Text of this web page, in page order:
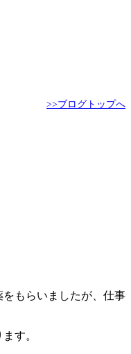
>>ブログトップへ
もらいましたが、仕事
す。